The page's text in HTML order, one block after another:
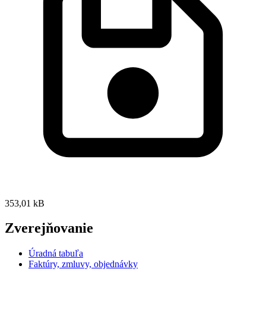
353,01 kB
Zverejňovanie
Úradná tabuľa
Faktúry, zmluvy, objednávky